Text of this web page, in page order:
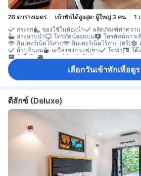
26 ตารางเมตร เข้าพักได้สูงสุด: ผู้ใหญ่ 3 คน
1
กระจก
ของใช้ในห้องน้ำ ผลิตภัณฑ์ทำความ
อ่างอาบน้ำ
โทรทัศน์จอแบน โทรทัศน์ดาวเ
อินเทอร์เน็ตไร้สาย
อินเทอร์เน็ตไร้สาย (ฟรี)
ผ้าปูที่นอน
เครื่องชงกาแฟ/ชา โซฟา โต๊
ตู้เสื้อผ้า
อุปกรณ์สำหรับรีดผ้า
เลือกวันเข้าพักเพื่อดู
ดีลักซ์ (Deluxe)